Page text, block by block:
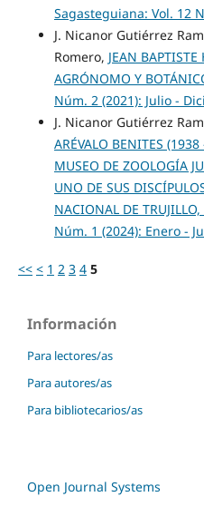
Sagasteguiana: Vol. 12
J. Nicanor Gutiérrez
Romero, JEAN
AGRÓNOMO Y
Núm. 2 (2021): Julio -
J. Nicanor Gutiérrez
ARÉVALO BENITES
MUSEO DE ZOOLOGÍA
UNO DE SUS
NACIONAL DE TRUJILLO,
Núm. 1 (2024): Enero -
<< < 1 2 3 4 5
Información
Para lectores/as
Para autores/as
Para bibliotecarios/as
Open Journal Systems